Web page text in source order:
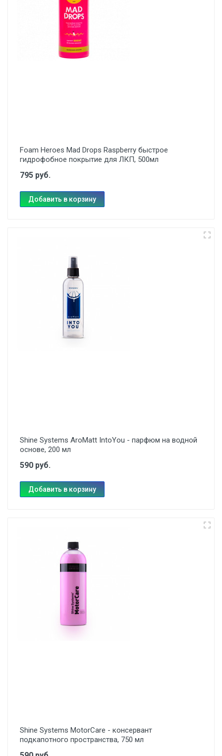
Foam Heroes Mad Drops Raspberry быстрое
гидрофобное покрытие для ЛКП, 500мл
795 руб.
Добавить в корзину
Shine Systems AroMatt IntoYou - парфюм на водной
основе, 200 мл
590 руб.
Добавить в корзину
Shine Systems MotorCare - консервант
подкапотного пространства, 750 мл